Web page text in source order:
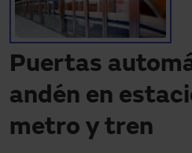
Puertas
andén en
metro y tren